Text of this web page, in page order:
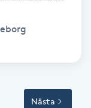
Nästa